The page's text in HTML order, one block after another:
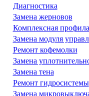
Диагностика
Замена жерновов
Комплексная
Замена модуля
Ремонт кофемолки
Замена
Замена тена
Ремонт гидросистемы
Замена